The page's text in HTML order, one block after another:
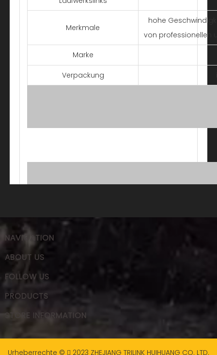
Merkmale
hohe
von professionellen
Marke
Verpackung
NAVIGATION
ABOUT US
FOLLOW US
PRODUCTS
STORE INFORMATION
Urheberrechte ©  2023 ZHEJIANG TRILINK HUIHUANG CO. LTD.